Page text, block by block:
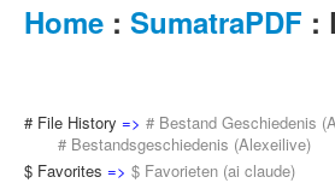
Home : SumatraPDF :
# File History => # Bestand Geschiedenis (
# Bestandsgeschiedenis (Alexeilive)
$ Favorites => $ Favorieten (ai claude)